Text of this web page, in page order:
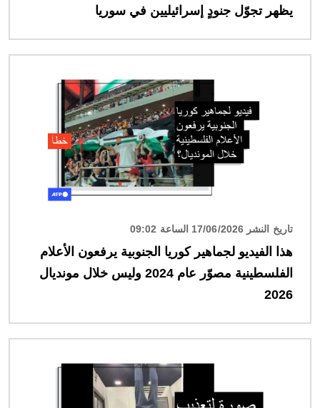
يظهر تجوّل جنودٍ إسرائيليين في سوريا
تاريخ النشر 17/06/2026 الساعة 09:02
هذا الفيديو لجماهير كوريا الجنوبية يرفعون الأعلام
الفلسطينية مصوّر عام 2024 وليس خلال مونديال
2026